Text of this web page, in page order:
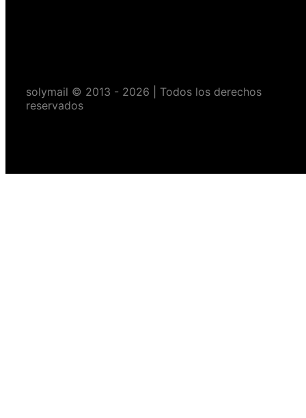
solymail © 2013 - 2026 | Todos los derechos
reservados